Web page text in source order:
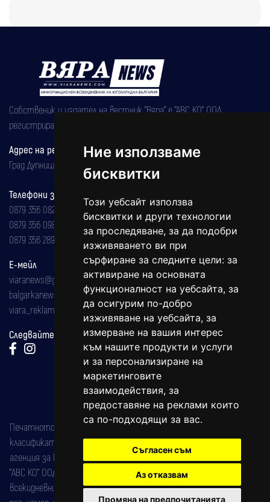
Ние използваме
бисквитки
Този уебсайт използва
бисквитки и други технологии
за проследяване, за да подобри
изживяването ви при
сърфиране за следните цели: за
активиране на основната
функционалност на уебсайта, за
да осигурим по-добро
изживяване на уебсайта, за
измерване на вашия интерес
към нашите продукти и услуги
и за персонализиране на
маркетинговите
взаимодействия, за
предоставяне на реклами които
са по-подходящи за вас.
Съгласен съм
Аз отказвам
Промяна на предпочитанията
Собственик и издател на вестник "Вяра" е "АВС КО" ООД,
регистрирана на 08.05.2002 година.
Адрес на редакцията
Град Дупница, ул.''Христо Ботев" 43
Телефони за реклама и абонаменти
0879 356 082
0879 356 098
0879 356 289
Е-мейл
viaranews@gmail.com
balgarkanews@gmail.com
viara_reklama@mail.bg
Следвайте ни:
Печатното издание на вестника е регистрирано в националния
класификатор на печатните издания (Българска национална
агенция за ISSN) под номер: ISSN 1312-4722.
"АВС КО" ООД е притежател на марката: Вяра информационен
всекидневник на югозападна България, със свидетелство за марка